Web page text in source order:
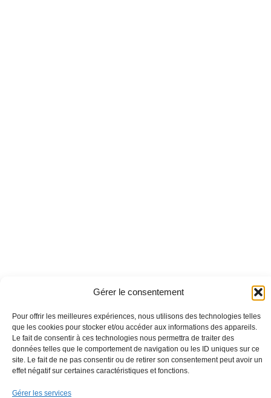
Gérer le consentement
Pour offrir les meilleures expériences, nous utilisons des technologies telles
que les cookies pour stocker et/ou accéder aux informations des appareils.
Le fait de consentir à ces technologies nous permettra de traiter des
données telles que le comportement de navigation ou les ID uniques sur ce
site. Le fait de ne pas consentir ou de retirer son consentement peut avoir un
effet négatif sur certaines caractéristiques et fonctions.
Gérer les services